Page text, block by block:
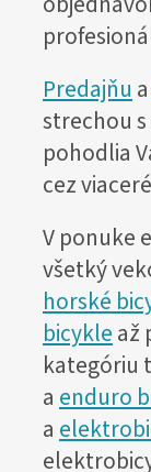
Predajňu a
strechou
pohodlia
cez
V ponuke
všetký
horské
bicykleaž
kategóriu
a enduro
a